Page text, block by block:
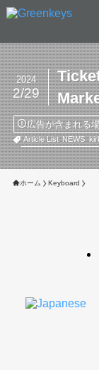
2024
2/29
広告が含まれる
Article List
NEWS
ホーム Keyboard